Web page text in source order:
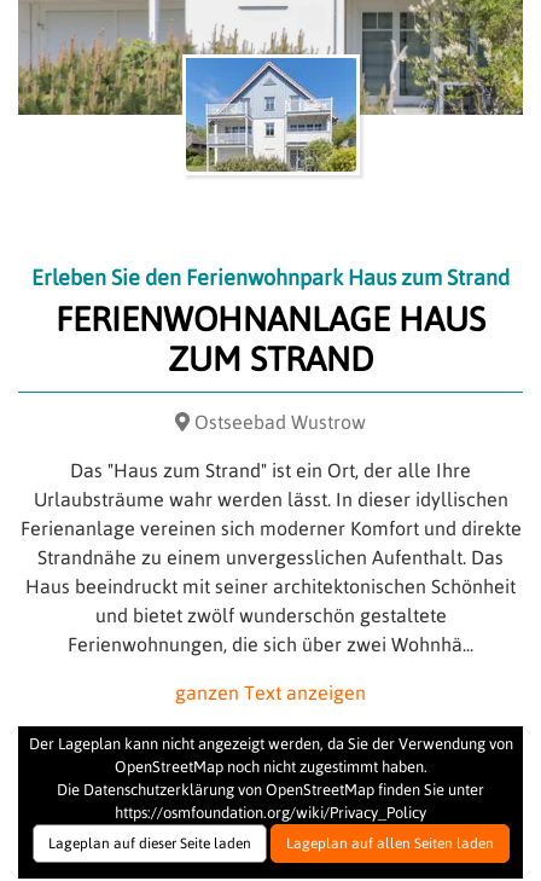
Erleben Sie den Ferienwohnpark Haus zum Strand
FERIENWOHNANLAGE HAUS
ZUM STRAND
Ostseebad Wustrow
Das "Haus zum Strand" ist ein Ort, der alle Ihre
Urlaubsträume wahr werden lässt. In dieser idyllischen
Ferienanlage vereinen sich moderner Komfort und direkte
Strandnähe zu einem unvergesslichen Aufenthalt. Das
Haus beeindruckt mit seiner architektonischen Schönheit
und bietet zwölf wunderschön gestaltete
Ferienwohnungen, die sich über zwei Wohnhä...
ganzen Text anzeigen
Der Lageplan kann nicht angezeigt werden, da Sie der Verwendung von
OpenStreetMap noch nicht zugestimmt haben.
Die Datenschutzerklärung von OpenStreetMap finden Sie unter
https://osmfoundation.org/wiki/Privacy_Policy
Lageplan auf dieser Seite laden Lageplan auf allen Seiten laden